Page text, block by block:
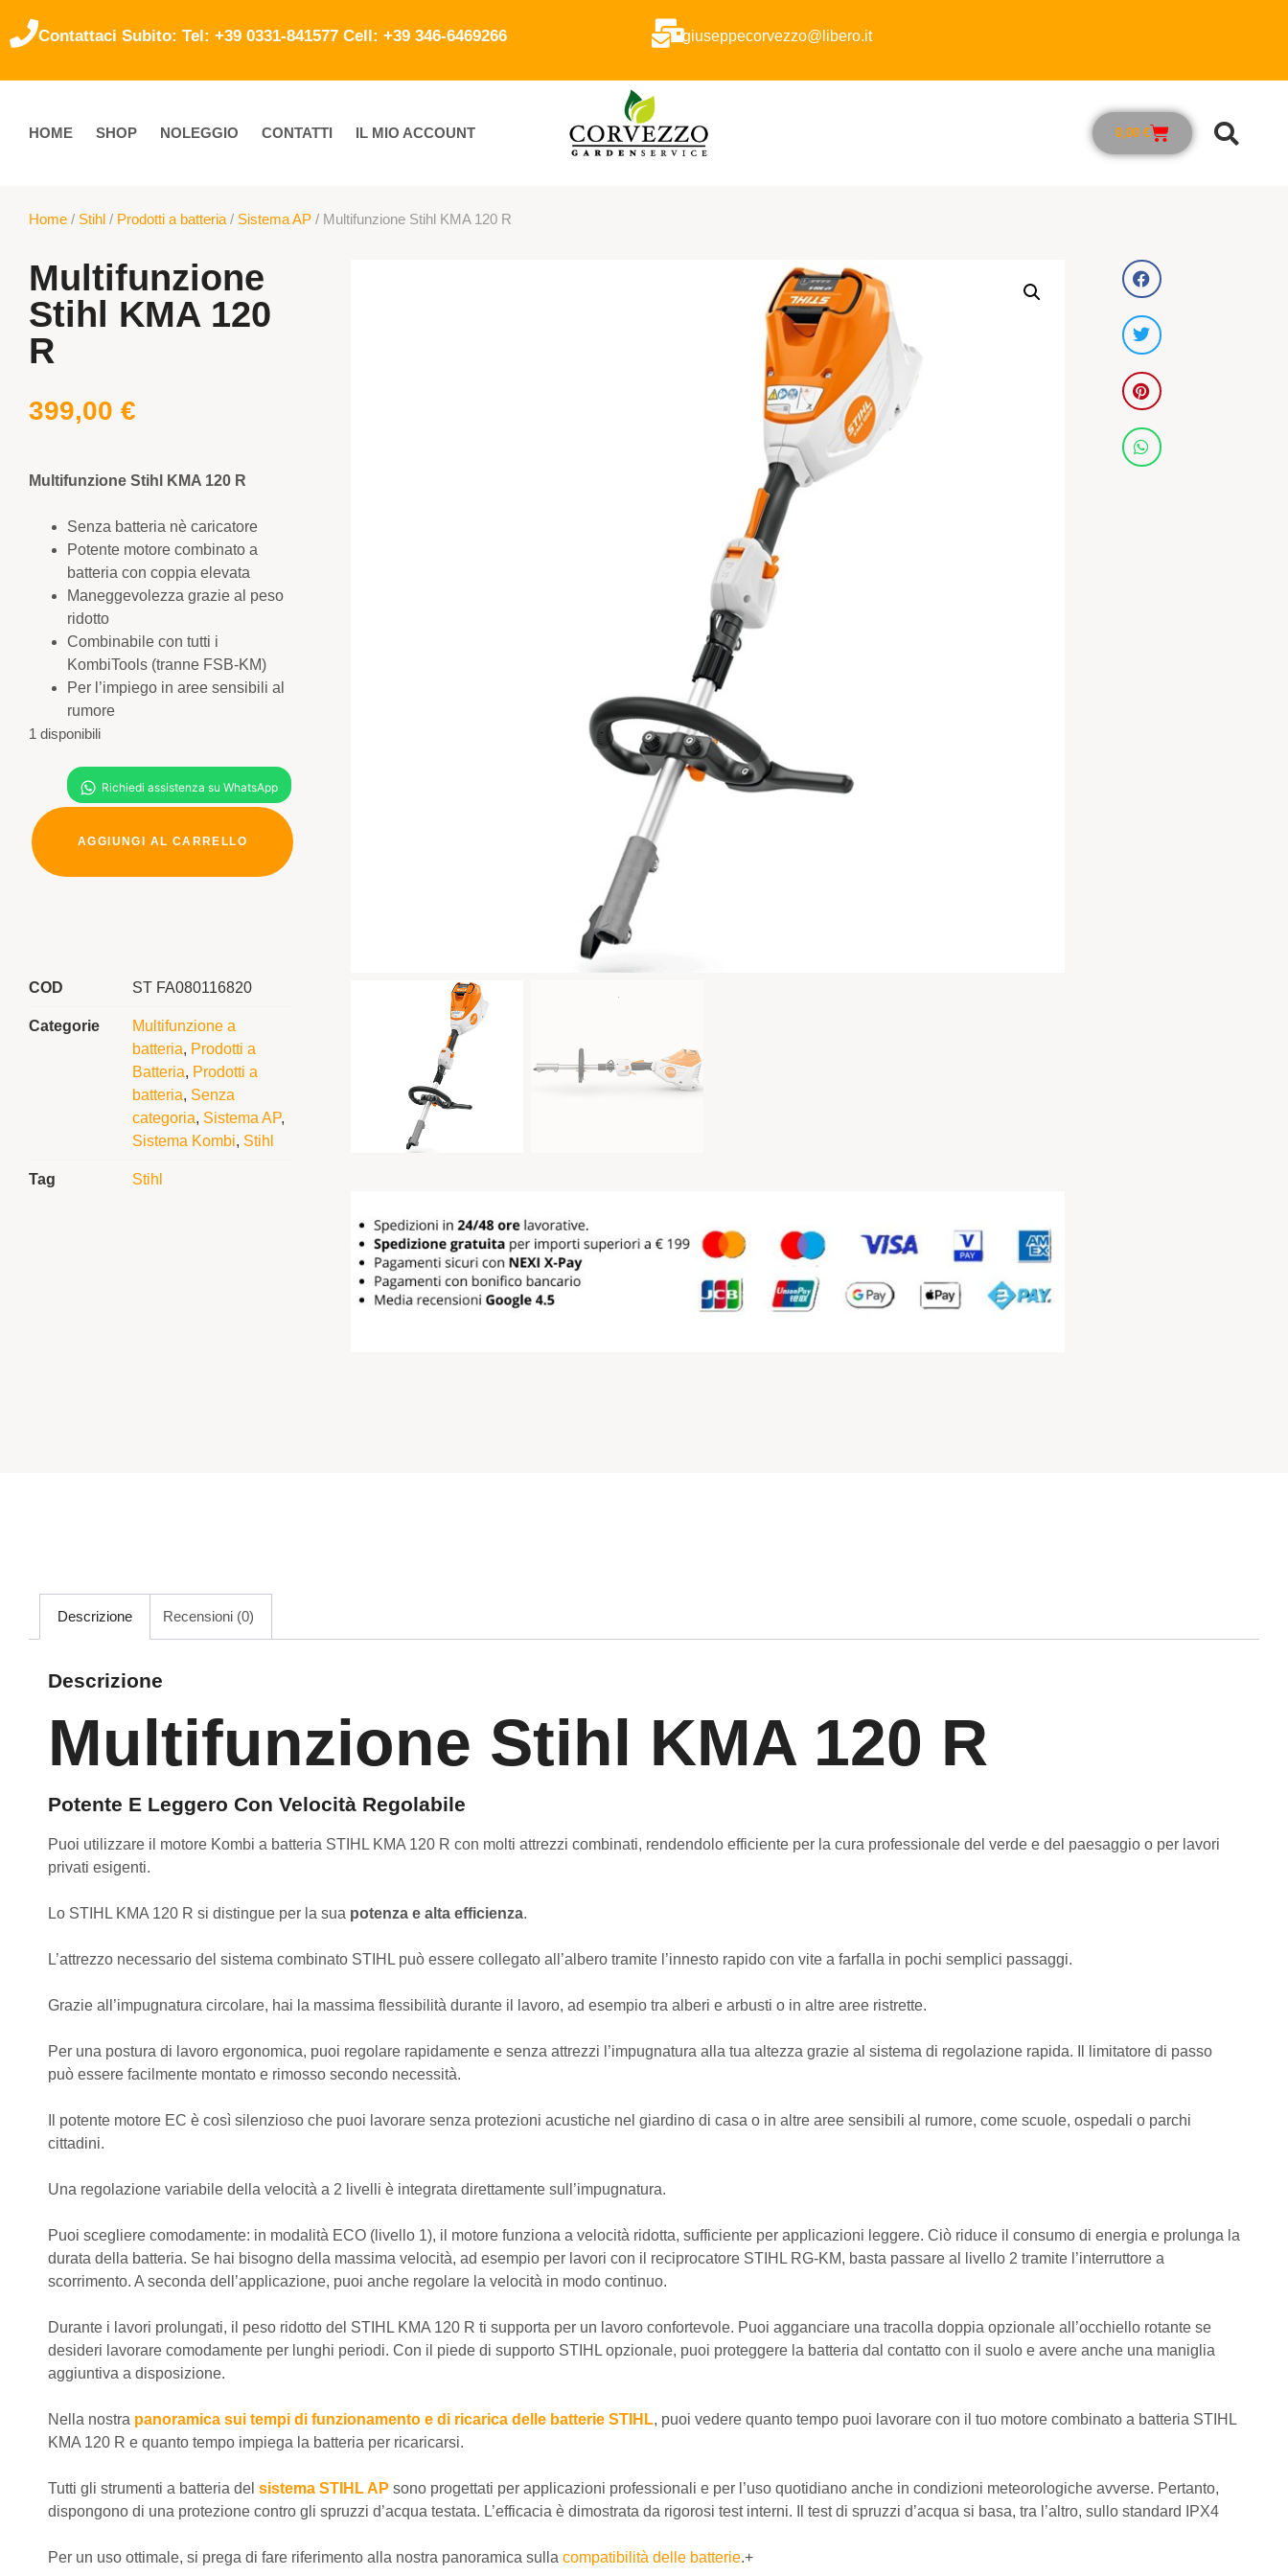
Contattaci Subito: Tel: +39 0331-841577 Cell: +39 346-6469266 giuseppecorvezzo@libero.it
HOME SHOP NOLEGGIO CONTATTI IL MIO ACCOUNT 0,00 €
Home / Stihl / Prodotti a batteria / Sistema AP / Multifunzione Stihl KMA 120 R
Multifunzione
Stihl KMA 120
R
399,00 €
Multifunzione Stihl KMA 120 R
Senza batteria nè caricatore
Potente motore combinato a
batteria con coppia elevata
Maneggevolezza grazie al peso
ridotto
Combinabile con tutti i
KombiTools (tranne FSB-KM)
Per l’impiego in aree sensibili al
rumore
1 disponibili
AGGIUNGI AL CARRELLO
COD ST FA080116820
Categorie
Multifunzione a
batteria, Prodotti a
Batteria, Prodotti a
batteria, Senza
categoria, Sistema AP,
Sistema Kombi, Stihl
Tag Stihl
Descrizione Recensioni (0)
Descrizione
Multifunzione Stihl KMA 120 R
Potente E Leggero Con Velocità Regolabile
Puoi utilizzare il motore Kombi a batteria STIHL KMA 120 R con molti attrezzi combinati, rendendolo efficiente per la cura professionale del verde e del paesaggio o per lavori
privati esigenti.
Lo STIHL KMA 120 R si distingue per la sua potenza e alta efficienza.
L’attrezzo necessario del sistema combinato STIHL può essere collegato all’albero tramite l’innesto rapido con vite a farfalla in pochi semplici passaggi.
Grazie all’impugnatura circolare, hai la massima flessibilità durante il lavoro, ad esempio tra alberi e arbusti o in altre aree ristrette.
Per una postura di lavoro ergonomica, puoi regolare rapidamente e senza attrezzi l’impugnatura alla tua altezza grazie al sistema di regolazione rapida. Il limitatore di passo
può essere facilmente montato e rimosso secondo necessità.
Il potente motore EC è così silenzioso che puoi lavorare senza protezioni acustiche nel giardino di casa o in altre aree sensibili al rumore, come scuole, ospedali o parchi
cittadini.
Una regolazione variabile della velocità a 2 livelli è integrata direttamente sull’impugnatura.
Puoi scegliere comodamente: in modalità ECO (livello 1), il motore funziona a velocità ridotta, sufficiente per applicazioni leggere. Ciò riduce il consumo di energia e prolunga la
durata della batteria. Se hai bisogno della massima velocità, ad esempio per lavori con il reciprocatore STIHL RG-KM, basta passare al livello 2 tramite l’interruttore a
scorrimento. A seconda dell’applicazione, puoi anche regolare la velocità in modo continuo.
Durante i lavori prolungati, il peso ridotto del STIHL KMA 120 R ti supporta per un lavoro confortevole. Puoi agganciare una tracolla doppia opzionale all’occhiello rotante se
desideri lavorare comodamente per lunghi periodi. Con il piede di supporto STIHL opzionale, puoi proteggere la batteria dal contatto con il suolo e avere anche una maniglia
aggiuntiva a disposizione.
Nella nostra panoramica sui tempi di funzionamento e di ricarica delle batterie STIHL, puoi vedere quanto tempo puoi lavorare con il tuo motore combinato a batteria STIHL
KMA 120 R e quanto tempo impiega la batteria per ricaricarsi.
Tutti gli strumenti a batteria del sistema STIHL AP sono progettati per applicazioni professionali e per l’uso quotidiano anche in condizioni meteorologiche avverse. Pertanto,
dispongono di una protezione contro gli spruzzi d’acqua testata. L’efficacia è dimostrata da rigorosi test interni. Il test di spruzzi d’acqua si basa, tra l’altro, sullo standard IPX4
Per un uso ottimale, si prega di fare riferimento alla nostra panoramica sulla compatibilità delle batterie.+